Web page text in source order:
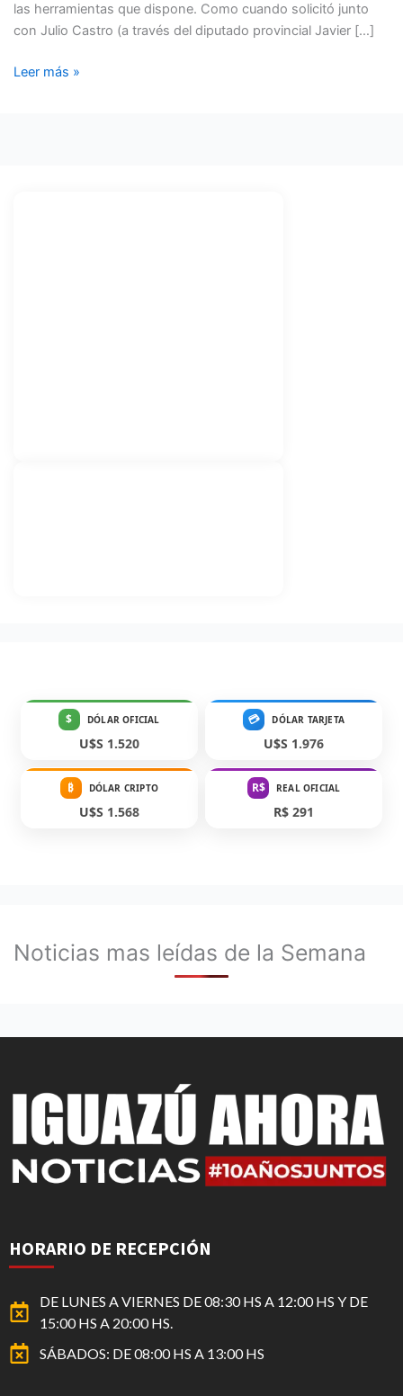
las herramientas que dispone. Como cuando solicitó junto
con Julio Castro (a través del diputado provincial Javier […]
ZOONOSIS
Leer más »
$ DÓLAR OFICIAL
U$S 1.520
💳 DÓLAR TARJETA
U$S 1.976
₿ DÓLAR CRIPTO
U$S 1.568
R$ REAL OFICIAL
R$ 291
Noticias mas leídas de la Semana
HORARIO DE RECEPCIÓN
DE LUNES A VIERNES DE 08:30 HS A 12:00 HS Y DE
15:00 HS A 20:00 HS.
SÁBADOS: DE 08:00 HS A 13:00 HS